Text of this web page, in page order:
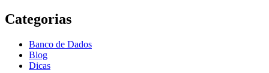
Categorias
Banco de Dados
Blog
Dicas